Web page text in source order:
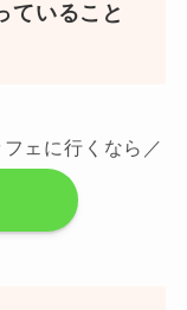
ていること
ェに行くなら／